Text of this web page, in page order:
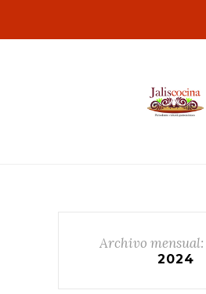
Archivo mensual:
2024